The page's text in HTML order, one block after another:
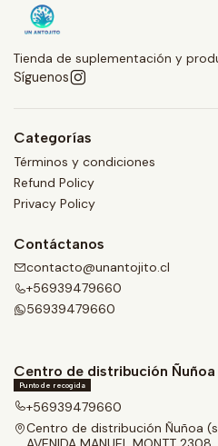
Tienda de suplementación y
Síguenos
Categorías
Términos y condiciones
Refund Policy
Privacy Policy
Contáctanos
contacto@unantojito.cl
+56939479660
56939479660
Centro de distribución
Punto de recogida
+56939479660
Centro de distribución Ñuñoa